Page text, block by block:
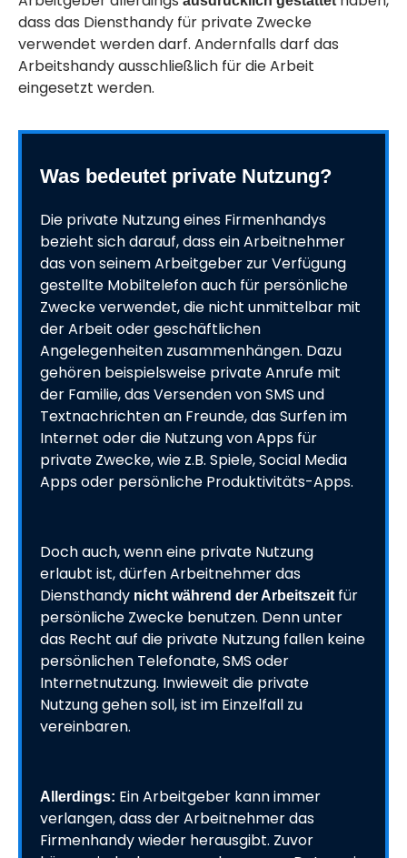
dass das Diensthandy für private Zwecke
verwendet werden darf. Andernfalls darf das
Arbeitshandy ausschließlich für die Arbeit
eingesetzt werden.
Was bedeutet private Nutzung?
Die private Nutzung eines Firmenhandys
bezieht sich darauf, dass ein Arbeitnehmer
das von seinem Arbeitgeber zur Verfügung
gestellte Mobiltelefon auch für persönliche
Zwecke verwendet, die nicht unmittelbar mit
der Arbeit oder geschäftlichen
Angelegenheiten zusammenhängen. Dazu
gehören beispielsweise private Anrufe mit
der Familie, das Versenden von SMS und
Textnachrichten an Freunde, das Surfen im
Internet oder die Nutzung von Apps für
private Zwecke, wie z.B. Spiele, Social Media
Apps oder persönliche Produktivitäts-Apps.
Doch auch, wenn eine private Nutzung
erlaubt ist, dürfen Arbeitnehmer das
Diensthandy nicht während der Arbeitszeitfür
persönliche Zwecke benutzen. Denn unter
das Recht auf die private Nutzung fallen keine
persönlichen Telefonate, SMS oder
Internetnutzung. Inwieweit die private
Nutzung gehen soll, ist im Einzelfall zu
vereinbaren.
Allerdings: Ein Arbeitgeber kann immer
verlangen, dass der Arbeitnehmer das
Firmenhandy wieder herausgibt. Zuvor